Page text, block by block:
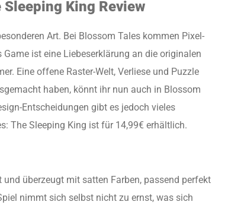
Sleeping King Review
Art. Bei Blossom Tales kommen Pixel-
ist eine Liebeserklärung an die originalen
Eine offene Raster-Welt, Verliese und Puzzle
haben, könnt ihr nun auch in Blossom
Entscheidungen gibt es jedoch vieles
The Sleeping King ist für 14,99€ erhältlich.
überzeugt mit satten Farben, passend perfekt
nimmt sich selbst nicht zu ernst, was sich